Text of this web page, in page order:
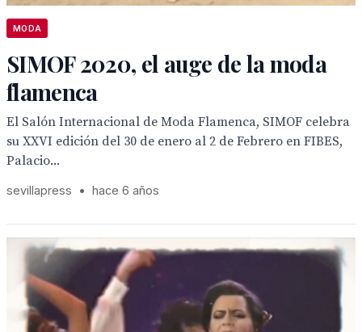
MODA
SIMOF 2020, el auge de la moda
flamenca
El Salón Internacional de Moda Flamenca, SIMOF celebra
su XXVI edición del 30 de enero al 2 de Febrero en FIBES,
Palacio...
sevillapress • hace 6 años